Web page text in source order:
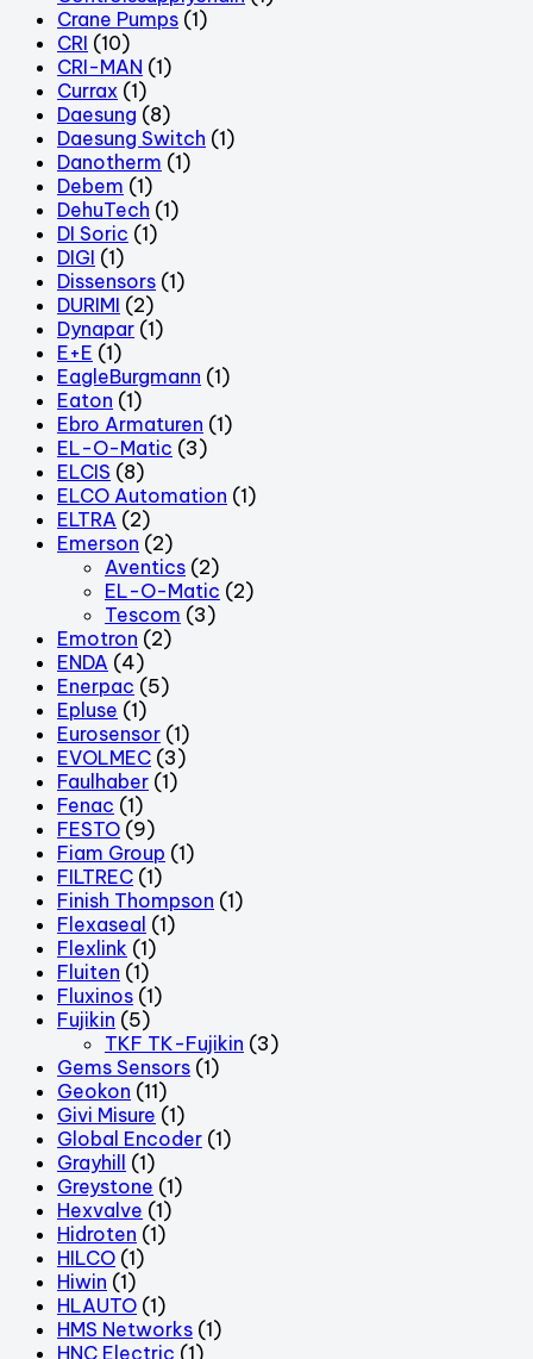
Crane Pumps (1)
CRI (10)
CRI-MAN (1)
Currax (1)
Daesung (8)
Daesung Switch (1)
Danotherm (1)
Debem (1)
DehuTech (1)
DI Soric (1)
DIGI (1)
Dissensors (1)
DURIMI (2)
Dynapar (1)
E+E (1)
EagleBurgmann (1)
Eaton (1)
Ebro Armaturen (1)
EL-O-Matic (3)
ELCIS (8)
ELCO Automation (1)
ELTRA (2)
Emerson (2)
Aventics (2)
EL-O-Matic (2)
Tescom (3)
Emotron (2)
ENDA (4)
Enerpac (5)
Epluse (1)
Eurosensor (1)
EVOLMEC (3)
Faulhaber (1)
Fenac (1)
FESTO (9)
Fiam Group (1)
FILTREC (1)
Finish Thompson (1)
Flexaseal (1)
Flexlink (1)
Fluiten (1)
Fluxinos (1)
Fujikin (5)
TKF TK-Fujikin (3)
Gems Sensors (1)
Geokon (11)
Givi Misure (1)
Global Encoder (1)
Grayhill (1)
Greystone (1)
Hexvalve (1)
Hidroten (1)
HILCO (1)
Hiwin (1)
HLAUTO (1)
HMS Networks (1)
HNC Electric (1)